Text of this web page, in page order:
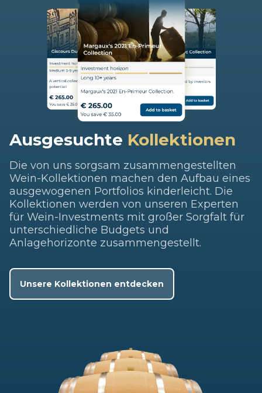
Ausgesuchte Kollektionen
Die von uns sorgsam zusammengestellten
Wein-Kollektionen machen den Aufbau eines
ausgewogenen Portfolios kinderleicht. Die
Kollektionen werden von unseren Experten
für Wein-Investments mit großer Sorgfalt für
unterschiedliche Budgets und
Anlagehorizonte zusammengestellt.
Unsere Kollektionen entdecken